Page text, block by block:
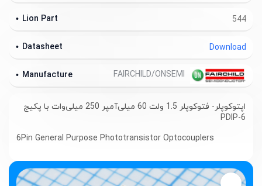
544
Lion Part
Download
Datasheet
Manufacture
اپتوکوپلر- فتوکوپلر 1.5 ولت 60 میلی‌آمپر 250 میلی‌وات با پکیج
PDIP-6
6Pin General Purpose Phototransistor Optocouplers